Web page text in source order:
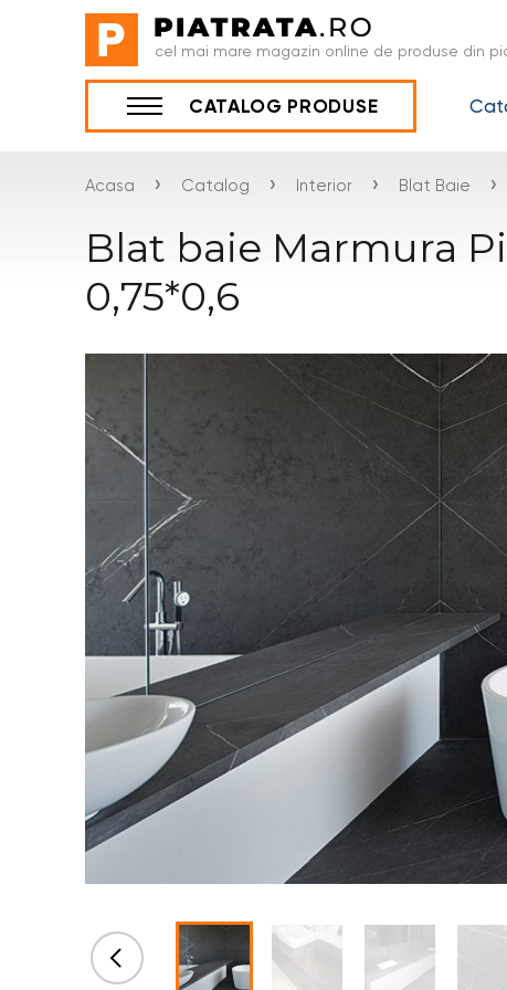
cel mai mare magazin online de produse din
CATALOG PRODUSE
Acasa › Catalog › Interior › Blat Baie ›
Blat baie Marmura
0,75*0,6